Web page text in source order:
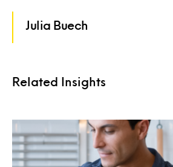
Julia Buech
Related Insights